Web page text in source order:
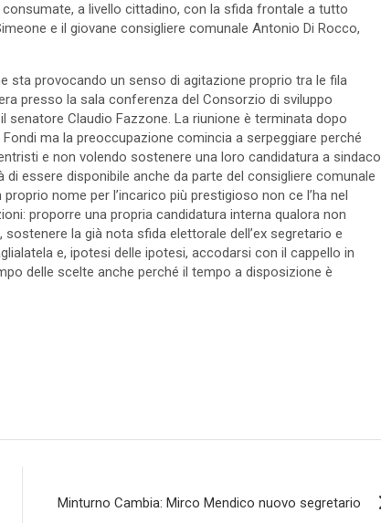
a livello cittadino, con la sfida frontale a tutto
e il giovane consigliere comunale Antonio Di Rocco,
sta provocando un senso di agitazione proprio tra le fila
presso la sala conferenza del Consorzio di sviluppo
Claudio Fazzone. La riunione è terminata dopo
ma la preoccupazione comincia a serpeggiare perché
e non volendo sostenere una loro candidatura a sindaco
essere disponibile anche da parte del consigliere comunale
nome per l’incarico più prestigioso non ce l’ha nel
proporre una propria candidatura interna qualora non
la già nota sfida elettorale dell’ex segretario e
e, ipotesi delle ipotesi, accodarsi con il cappello in
delle scelte anche perché il tempo a disposizione è
Minturno Cambia: Mirco Mendico nuovo segretario